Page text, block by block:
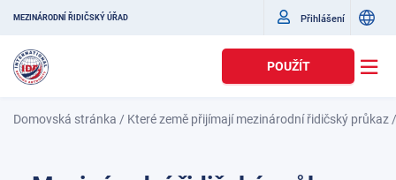
MEZINÁRODNÍ ŘIDIČSKÝ ÚŘAD Přihlášení
POUŽÍT
Domovská stránka / Které země přijímají mezinárodní řidičský průkaz